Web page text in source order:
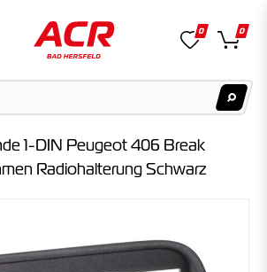
0 0
1-DIN Peugeot 406 Break
Radiohalterung Schwarz